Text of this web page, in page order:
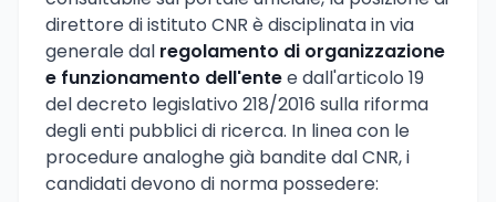
direttore di istituto CNR è disciplinata in via
generale dal regolamento di organizzazione
e funzionamento dell'entee dall'articolo 19
del decreto legislativo 218/2016 sulla riforma
degli enti pubblici di ricerca. In linea con le
procedure analoghe già bandite dal CNR, i
candidati devono di norma possedere: